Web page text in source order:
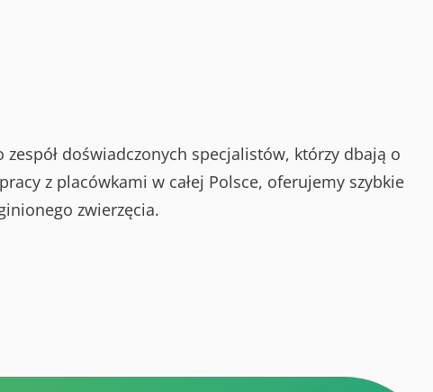
doświadczonych specjalistów, którzy dbają o
z placówkami w całej Polsce, oferujemy szybkie
zwierzęcia.